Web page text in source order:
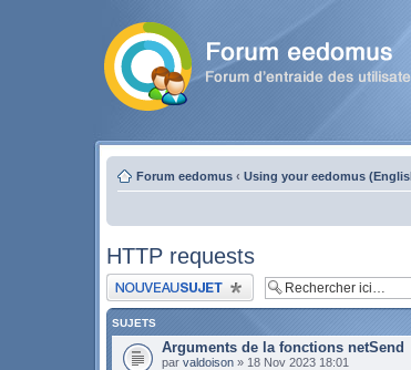
Forum eedomus ‹ Using your eedomus
HTTP requests
Publier un nouveau sujet
SUJETS
Arguments de la fonctions netSend
par valdoison » 18 Nov 2023 18:01